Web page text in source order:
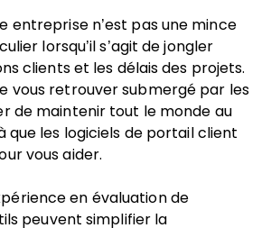
entreprise n’est pas une mince
lorsqu’il s’agit de jongler
clients et les délais des projets.
vous retrouver submergé par les
de maintenir tout le monde au
que les logiciels de portail client
vous aider.
en évaluation de
peuvent simplifier la